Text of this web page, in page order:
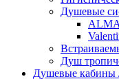
Душевые
Душ
Душевые кабины